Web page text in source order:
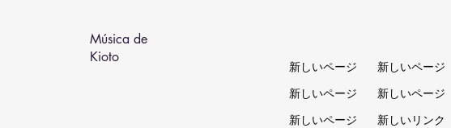
Música de
Kioto
新しいページ 新しいページ
新しいページ
新しいページ
新しいページ
新しいリンク